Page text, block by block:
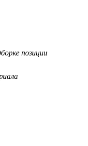
позиции